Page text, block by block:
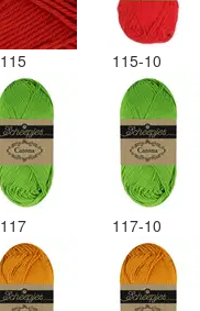
115 115-10
117 117-10